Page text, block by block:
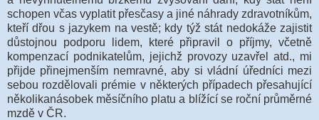
schopen včas vyplatit přesčasy a jiné náhrady zdravotníkům,
kteří dřou s jazykem na vestě; kdy týž stát nedokáže zajistit
důstojnou podporu lidem, které připravil o příjmy, včetně
kompenzací podnikatelům, jejichž provozy uzavřel atd., mi
přijde přinejmenším nemravné, aby si vládní úředníci mezi
sebou rozdělovali prémie v některých případech přesahující
několikanásobek měsíčního platu a blížící se roční průměrné
mzdě v ČR.